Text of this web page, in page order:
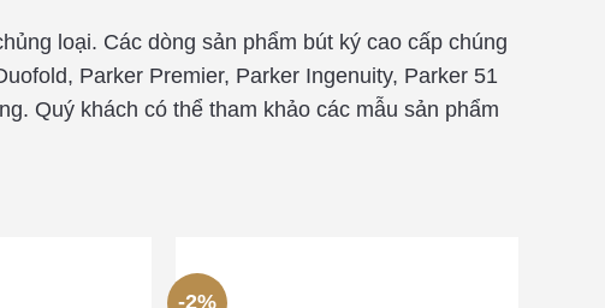
loại. Các dòng sản phẩm bút ký cao cấp chúng
Parker Premier, Parker Ingenuity, Parker 51
Quý khách có thể tham khảo các mẫu sản phẩm
-2%